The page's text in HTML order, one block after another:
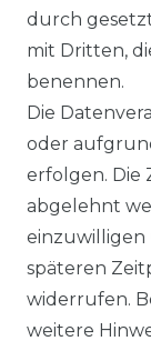
oder
durch
mit Dritten,
benennen.
Die
oder
erfolgen. Die
abgelehnt
einzuwilligen
späteren
widerrufen.
weitere